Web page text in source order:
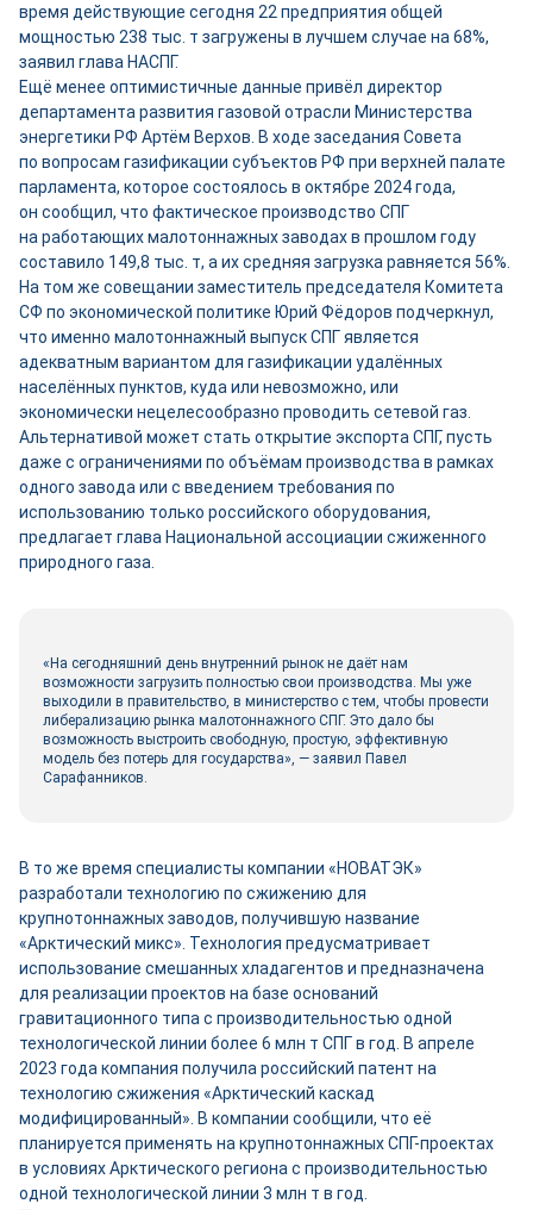
время действующие сегодня 22 предприятия общей
мощностью 238 тыс. т загружены в лучшем случае на 68%,
заявил глава НАСПГ.
Ещё менее оптимистичные данные привёл директор
департамента развития газовой отрасли Министерства
энергетики РФ Артём Верхов. В ходе заседания Совета
по вопросам газификации субъектов РФ при верхней палате
парламента, которое состоялось в октябре 2024 года,
он сообщил, что фактическое производство СПГ
на работающих малотоннажных заводах в прошлом году
составило 149,8 тыс. т, а их средняя загрузка равняется 56%.
На том же совещании заместитель председателя Комитета
СФ по экономической политике Юрий Фёдоров подчеркнул,
что именно малотоннажный выпуск СПГ является
адекватным вариантом для газификации удалённых
населённых пунктов, куда или невозможно, или
экономически нецелесообразно проводить сетевой газ.
Альтернативой может стать открытие экспорта СПГ, пусть
даже с ограничениями по объёмам производства в рамках
одного завода или с введением требования по
использованию только российского оборудования,
предлагает глава Национальной ассоциации сжиженного
природного газа.
«На сегодняшний день внутренний рынок не даёт нам
возможности загрузить полностью свои производства. Мы уже
выходили в правительство, в министерство с тем, чтобы провести
либерализацию рынка малотоннажного СПГ. Это дало бы
возможность выстроить свободную, простую, эффективную
модель без потерь для государства», — заявил Павел
Сарафанников.
В то же время специалисты компании «НОВАТЭК»
разработали технологию по сжижению для
крупнотоннажных заводов, получившую название
«Арктический микс». Технология предусматривает
использование смешанных хладагентов и предназначена
для реализации проектов на базе оснований
гравитационного типа с производительностью одной
технологической линии более 6 млн т СПГ в год. В апреле
2023 года компания получила российский патент на
технологию сжижения «Арктический каскад
модифицированный». В компании сообщили, что её
планируется применять на крупнотоннажных СПГ-проектах
в условиях Арктического региона с производительностью
одной технологической линии 3 млн т в год.